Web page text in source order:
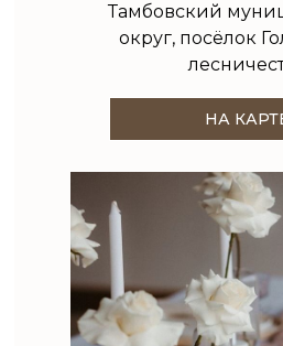
Тамбовский
округ, посёлок
НА